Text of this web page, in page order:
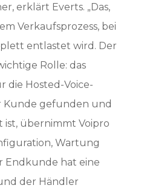
erklärt Everts. „Das,
Verkaufsprozess, bei
entlastet wird. Der
Rolle: das
die Hosted-Voice-
Kunde gefunden und
ist, übernimmt Voipro
Wartung
Endkunde hat eine
der Händler